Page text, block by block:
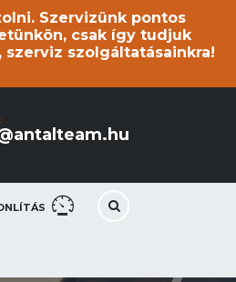
Szervizünk pontos
csak így tudjuk
szolgáltatásainkra!